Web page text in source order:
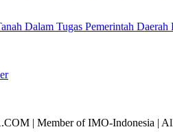
Dalam Tugas Pemerintah Daerah
| Member of IMO-Indonesia | All